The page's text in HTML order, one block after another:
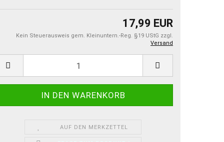
17,99 EUR
Kein Steuerausweis gem. Kleinuntern.-Reg. §19 UStG zzgl.
Versand
AUF DEN MERKZETTEL